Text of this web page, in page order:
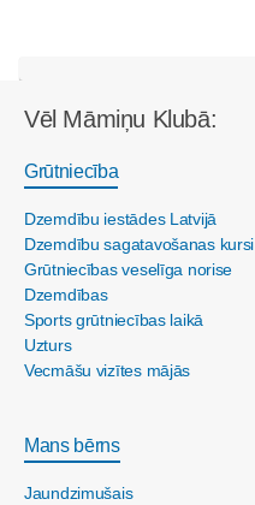
Vēl Māmiņu Klubā:
Grūtniecība
Dzemdību iestādes Latvijā
Dzemdību sagatavošanas kursi
Grūtniecības veselīga norise
Dzemdības
Sports grūtniecības laikā
Uzturs
Vecmāšu vizītes mājās
Mans bērns
Jaundzimušais